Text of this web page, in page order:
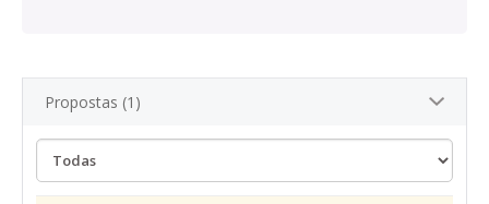
Propostas (1)